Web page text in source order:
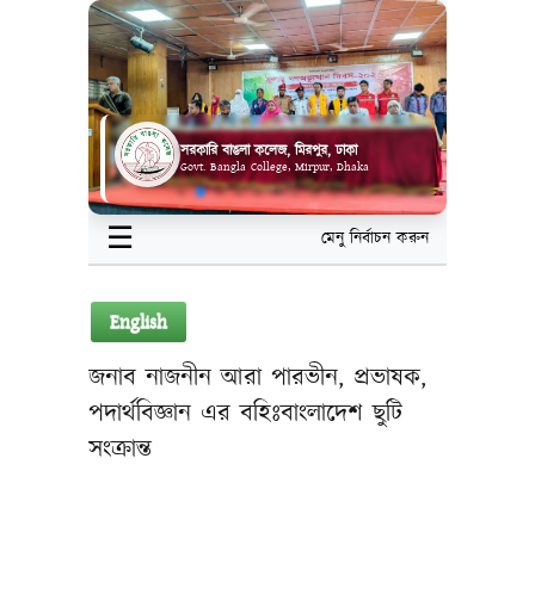
সরকারি বাঙলা কলেজ, মিরপুর, ঢাকা
Govt. Bangla College, Mirpur, Dhaka
☰ মেনু নির্বাচন করুন
English
জনাব নাজনীন আরা পারভীন, প্রভাষক,
পদার্থবিজ্ঞান এর বহিঃবাংলাদেশ ছুটি
সংক্রান্ত